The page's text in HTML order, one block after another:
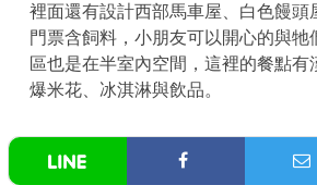
裡面還有設計西部馬車屋、白色饅頭
門票含飼料，小朋友可以開心的與牠
區也是在半室內空間，這裡的餐點有
爆米花、冰淇淋與飲品。